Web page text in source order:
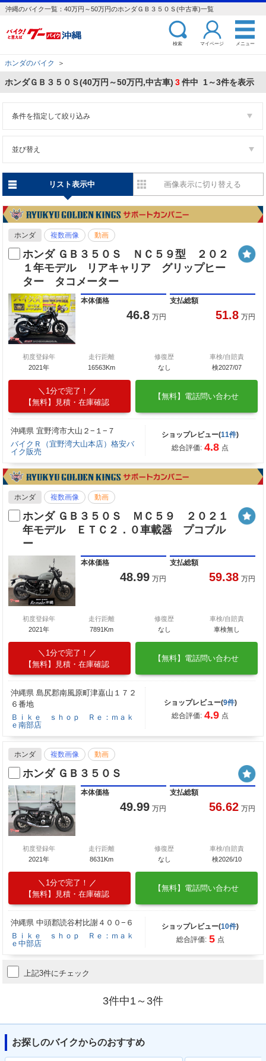
沖縄のバイク一覧：40万円～50万円のホンダＧＢ３５０Ｓ(中古車)一覧
検索 マイページ メニュー
ホンダのバイク ＞
ホンダＧＢ３５０Ｓ(40万円～50万円,中古車) 3件中 1～3件を表示
条件を指定して絞り込み
並び替え
リスト表示中 画像表示に切り替える
ホンダ 複数画像 動画
ホンダ ＧＢ３５０Ｓ ＮＣ５９型 ２０２
１年モデル リアキャリア グリップヒー
ター タコメーター
本体価格
46.8 万円
支払総額
51.8 万円
初度登録年
2021年
走行距離
16563Km
修復歴
なし
車検/自賠責
検2027/07
1分で完了！
【無料】見積・在庫確認
【無料】電話問い合わせ
沖縄県 宜野湾市大山２−１−７
バイクＲ（宜野湾大山本店）格安バ
イク販売
ショップレビュー(11件)
総合評価: 4.8 点
ホンダ 複数画像 動画
ホンダ ＧＢ３５０Ｓ ＭＣ５９ ２０２１
年モデル ＥＴＣ２．０車載器 プコブル
ー
本体価格
48.99 万円
支払総額
59.38 万円
初度登録年
2021年
走行距離
7891Km
修復歴
なし
車検/自賠責
車検無し
1分で完了！
【無料】見積・在庫確認
【無料】電話問い合わせ
沖縄県 島尻郡南風原町津嘉山１７２
６番地
Ｂｉｋｅ ｓｈｏｐ Ｒｅ：ｍａｋ
ｅ南部店
ショップレビュー(9件)
総合評価: 4.9 点
ホンダ 複数画像 動画
ホンダ ＧＢ３５０Ｓ
本体価格
49.99 万円
支払総額
56.62 万円
初度登録年
2021年
走行距離
8631Km
修復歴
なし
車検/自賠責
検2026/10
1分で完了！
【無料】見積・在庫確認
【無料】電話問い合わせ
沖縄県 中頭郡読谷村比謝４００−６
Ｂｉｋｅ ｓｈｏｐ Ｒｅ：ｍａｋ
ｅ中部店
ショップレビュー(10件)
総合評価: 5 点
上記3件にチェック
3件中1～3件
お探しのバイクからのおすすめ